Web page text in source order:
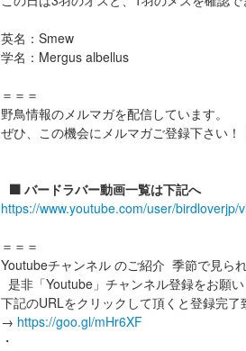
英名：Smew
学名：Mergus albellus
＝＝＝
野鳥情報のメルマガを配信しています。
ぜひ、この機会にメルマガご登録下さい！
⬛️ バードラバー動画一覧は下記へ
https://www.youtube.com/user/birdloverjp/
＝＝＝
Youtubeチャンネル のご紹介 季節で見ら
是非「Youtube」チャンネル登録をお願
下記のURLをクリックして頂くと登録完了
→ https://goo.gl/mHr6XF
・